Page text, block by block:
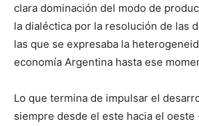
clara dominación del modo de
la dialéctica por la resolución de las
las que se expresaba la
economía Argentina hasta ese
Lo que termina de impulsar el
siempre desde el este hacia el